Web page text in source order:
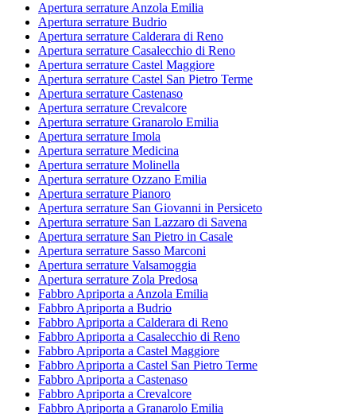
Apertura serrature Anzola Emilia
Apertura serrature Budrio
Apertura serrature Calderara di Reno
Apertura serrature Casalecchio di Reno
Apertura serrature Castel Maggiore
Apertura serrature Castel San Pietro Terme
Apertura serrature Castenaso
Apertura serrature Crevalcore
Apertura serrature Granarolo Emilia
Apertura serrature Imola
Apertura serrature Medicina
Apertura serrature Molinella
Apertura serrature Ozzano Emilia
Apertura serrature Pianoro
Apertura serrature San Giovanni in Persiceto
Apertura serrature San Lazzaro di Savena
Apertura serrature San Pietro in Casale
Apertura serrature Sasso Marconi
Apertura serrature Valsamoggia
Apertura serrature Zola Predosa
Fabbro Apriporta a Anzola Emilia
Fabbro Apriporta a Budrio
Fabbro Apriporta a Calderara di Reno
Fabbro Apriporta a Casalecchio di Reno
Fabbro Apriporta a Castel Maggiore
Fabbro Apriporta a Castel San Pietro Terme
Fabbro Apriporta a Castenaso
Fabbro Apriporta a Crevalcore
Fabbro Apriporta a Granarolo Emilia